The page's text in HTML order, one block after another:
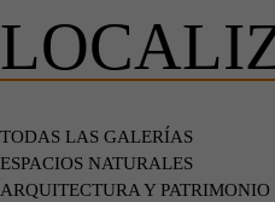
TODAS LAS GALERÍAS
ESPACIOS NATURALES
ARQUITECTURA Y PATRIMONIO